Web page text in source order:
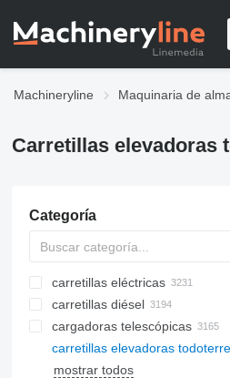
Machineryline Maquinaria de
Carretillas elevadoras
Categoría
carretillas eléctricas
carretillas diésel
cargadoras telescópicas
carretillas elevadoras
mostrar todos